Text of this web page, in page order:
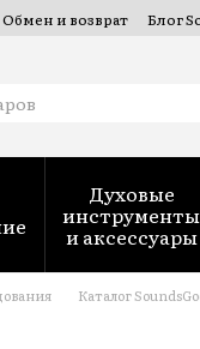
Обмен и возврат Блог
Духовые
инструменты
и аксессуары
Каталог